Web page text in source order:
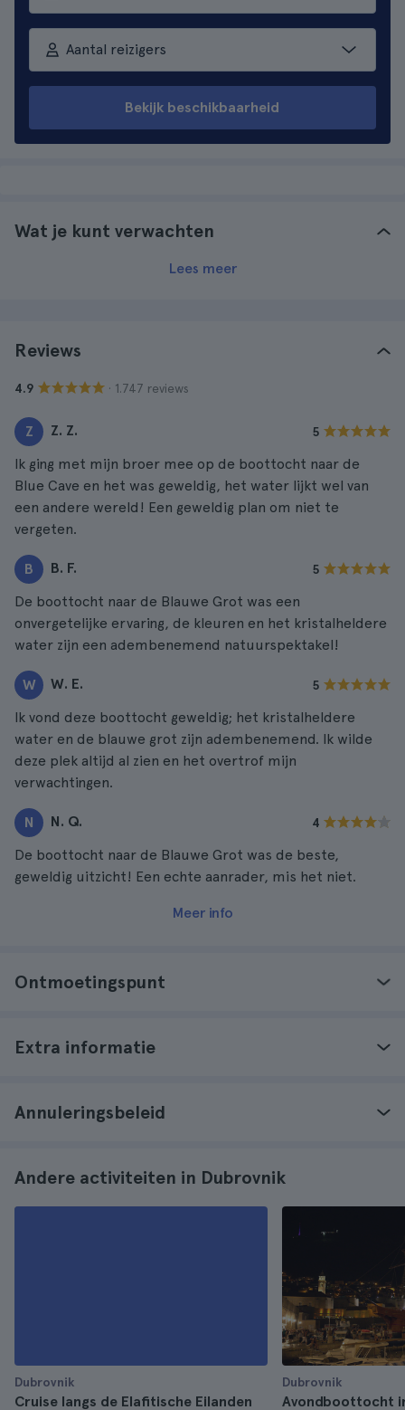
Aantal reizigers
Bekijk beschikbaarheid
Wat je kunt verwachten
Lees meer
Reviews
4.9 · 1.747 reviews
Z Z. Z. 5
Ik ging met mijn broer mee op de boottocht naar de
Blue Cave en het was geweldig, het water lijkt wel van
een andere wereld! Een geweldig plan om niet te
vergeten.
B B. F. 5
De boottocht naar de Blauwe Grot was een
onvergetelijke ervaring, de kleuren en het kristalheldere
water zijn een adembenemend natuurspektakel!
W W. E. 5
Ik vond deze boottocht geweldig; het kristalheldere
water en de blauwe grot zijn adembenemend. Ik wilde
deze plek altijd al zien en het overtrof mijn
verwachtingen.
N N. Q. 4
De boottocht naar de Blauwe Grot was de beste,
geweldig uitzicht! Een echte aanrader, mis het niet.
Meer info
Ontmoetingspunt
Extra informatie
Annuleringsbeleid
Andere activiteiten in Dubrovnik
Dubrovnik
Cruise langs de Elafitische Eilanden
Dubrovnik
Avondboottocht